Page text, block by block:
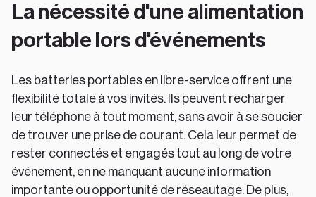
La nécessité d'une alimentation
portable lors d'événements
Les batteries portables en libre-service offrent une
flexibilité totale à vos invités. Ils peuvent recharger
leur téléphone à tout moment, sans avoir à se soucier
de trouver une prise de courant. Cela leur permet de
rester connectés et engagés tout au long de votre
événement, en ne manquant aucune information
importante ou opportunité de réseautage. De plus,